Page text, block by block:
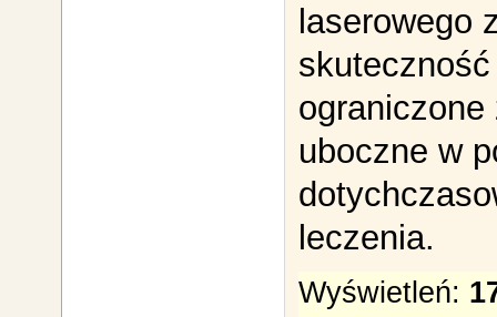
laserowego
ograniczone
uboczne w
leczenia.
Wyświetleń: